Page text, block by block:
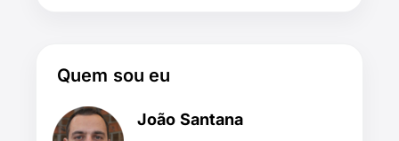
Quem sou eu
João Santana